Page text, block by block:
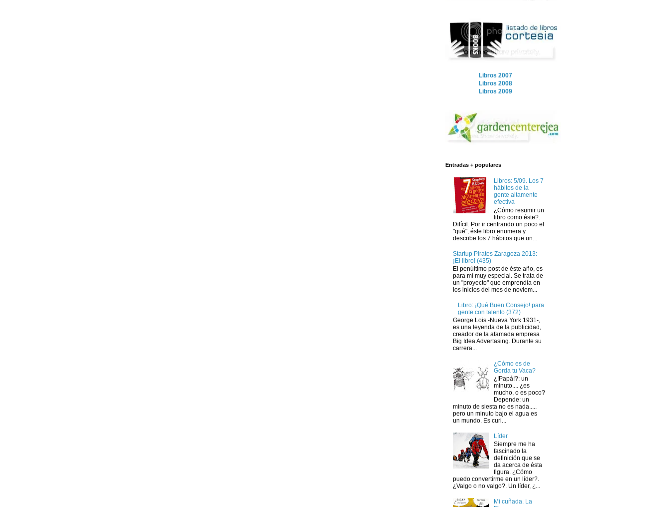
Libros 2007
Libros 2008
Libros 2009
Entradas + populares
Libros: 5/09. Los 7
hábitos de la
gente altamente
efectiva
¿Cómo resumir un
libro como éste?.
Difícil. Por ir centrando un poco el
"qué", éste libro enumera y
describe los 7 hábitos que un...
Startup Pirates Zaragoza 2013:
¡El libro! (435)
El penúltimo post de éste año, es
para mí muy especial. Se trata de
un "proyecto" que emprendía en
los inicios del mes de noviem...
Libro: ¡Qué Buen Consejo! para
gente con talento (372)
George Lois -Nueva York 1931-,
es una leyenda de la publicidad,
creador de la afamada empresa
Big Idea Advertasing. Durante su
carrera...
¿Cómo es de
Gorda tu Vaca?
¿!Papá!?: un
minuto.... ¿es
mucho, o es poco?
Depende: un
minuto de siesta no es nada.....
pero un minuto bajo el agua es
un mundo. Es curi...
Líder
Siempre me ha
fascinado la
definición que se
da acerca de ésta
figura. ¿Cómo
puedo convertirme en un líder?.
¿Valgo o no valgo?. Un líder, ¿...
Mi cuñada. La